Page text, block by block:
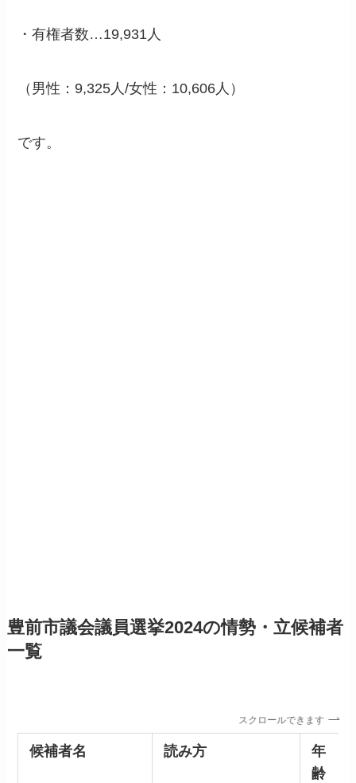
・有権者数…19,931人
（男性：9,325人/女性：10,606人）
です。
豊前市議会議員選挙2024の情勢・立候補者
一覧
スクロールできます
候補者名 読み方
年
齢